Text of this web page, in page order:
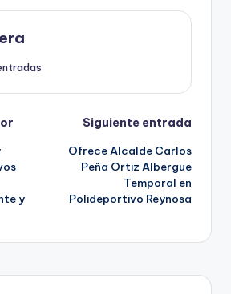
y
Siguiente entrada
Ofrece Alcalde Carlos
Peña Ortiz Albergue
Temporal en
Polideportivo Reynosa